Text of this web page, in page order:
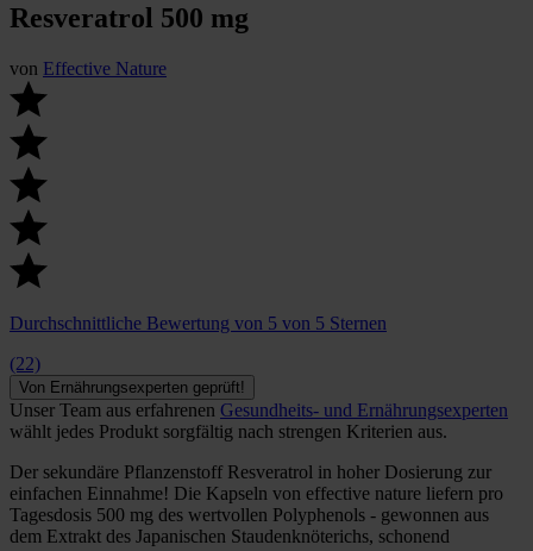
Resveratrol 500 mg
von Effective Nature
Durchschnittliche Bewertung von 5 von 5 Sternen
(22)
Von Ernährungsexperten geprüft!
Unser Team aus erfahrenen Gesundheits- und Ernährungsexperten
wählt jedes Produkt sorgfältig nach strengen Kriterien aus.
Der sekundäre Pflanzenstoff Resveratrol in hoher Dosierung zur
einfachen Einnahme! Die Kapseln von effective nature liefern pro
Tagesdosis 500 mg des wertvollen Polyphenols - gewonnen aus
dem Extrakt des Japanischen Staudenknöterichs, schonend